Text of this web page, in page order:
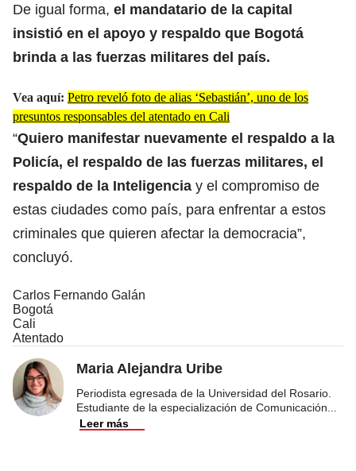
De igual forma, el mandatario de la capital
insistió en el apoyo y respaldo que Bogotá
brinda a las fuerzas militares del país.
Vea aquí: Petro reveló foto de alias ‘Sebastián’, uno de los
presuntos responsables del atentado en Cali
“Quiero manifestar nuevamente el respaldo a la
Policía, el respaldo de las fuerzas militares, el
respaldo de la Inteligencia y el compromiso de
estas ciudades como país, para enfrentar a estos
criminales que quieren afectar la democracia”,
concluyó.
Carlos Fernando Galán
Bogotá
Cali
Atentado
Maria Alejandra Uribe
Periodista egresada de la Universidad del Rosario.
Estudiante de la especialización de Comunicación
Leer más